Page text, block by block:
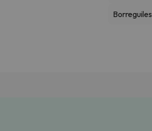
Borreguiles